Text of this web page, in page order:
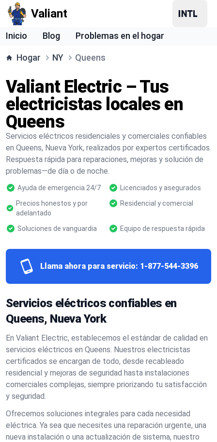
Valiant
Inicio Blog Problemas en el hogar
Hogar NY Queens
Valiant Electric – Tus
electricistas locales en
Queens
Servicios eléctricos residenciales y comerciales confiables
en Queens, Nueva York, realizados por expertos certificados.
Respuesta rápida para reparaciones, mejoras y solución de
problemas—de día o de noche.
Ayuda de emergencia 24/7
Licenciados y asegurados
Precios honestos y por
adelantado
Residencial y comercial
Soluciones de vanguardia Equipo de respuesta rápida
Llama ahora para servicio: 1-877-544-3396
Servicios eléctricos confiables en
Queens, Nueva York
En Valiant Electric, establecemos el estándar de calidad en
servicios eléctricos en Queens. Nuestros electricistas
certificados se encargan de todo, desde recableado
residencial y mejoras de seguridad hasta instalaciones
comerciales complejas, siempre priorizando tu satisfacción
y seguridad.
Ofrecemos soluciones integrales para cada necesidad
eléctrica. Ya sea que necesites una reparación urgente, una
nueva instalación o una actualización de sistema, nuestro